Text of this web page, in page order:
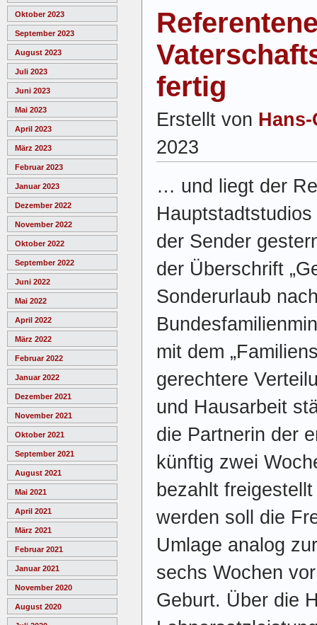
Oktober 2023
September 2023
August 2023
Juli 2023
Juni 2023
Mai 2023
April 2023
März 2023
Februar 2023
Januar 2023
Dezember 2022
November 2022
Oktober 2022
September 2022
Juni 2022
Mai 2022
April 2022
März 2022
Februar 2022
Januar 2022
Dezember 2021
November 2021
Oktober 2021
September 2021
August 2021
Mai 2021
April 2021
März 2021
Februar 2021
Januar 2021
November 2020
August 2020
fertig
Erstellt von
2023
… und liegt der
Hauptstadtstudios
der Sender
der Überschrift
Sonderurlaub
mit dem
gerechtere
und Hausarbeit
die Partnerin der
künftig zwei
bezahlt
werden soll die
Umlage analog
sechs Wochen
Geburt. Über die